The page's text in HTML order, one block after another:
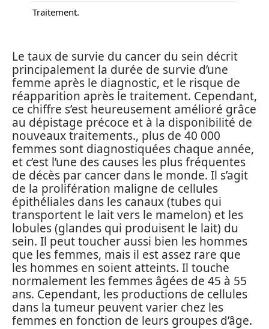
Traitement.
Le taux de survie du cancer du sein décrit
principalement la durée de survie d’une
femme après le diagnostic, et le risque de
réapparition après le traitement. Cependant,
ce chiffre s’est heureusement amélioré grâce
au dépistage précoce et à la disponibilité de
nouveaux traitements., plus de 40 000
femmes sont diagnostiquées chaque année,
et c’est l’une des causes les plus fréquentes
de décès par cancer dans le monde. Il s’agit
de la prolifération maligne de cellules
épithéliales dans les canaux (tubes qui
transportent le lait vers le mamelon) et les
lobules (glandes qui produisent le lait) du
sein. Il peut toucher aussi bien les hommes
que les femmes, mais il est assez rare que
les hommes en soient atteints. Il touche
normalement les femmes âgées de 45 à 55
ans. Cependant, les productions de cellules
dans la tumeur peuvent varier chez les
femmes en fonction de leurs groupes d’âge.